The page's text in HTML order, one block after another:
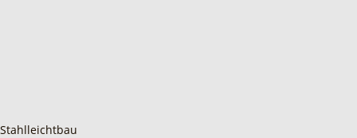
Stahlleichtbau